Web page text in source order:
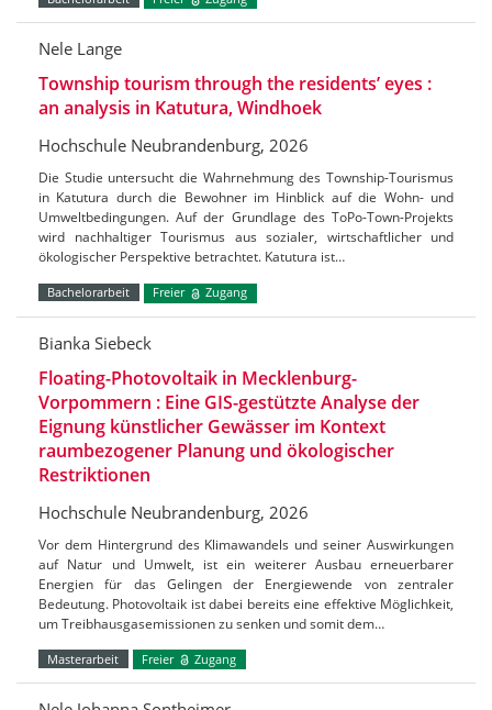
Nele Lange
Township tourism through the residents’ eyes :
an analysis in Katutura, Windhoek
Hochschule Neubrandenburg, 2026
Die Studie untersucht die Wahrnehmung des Township-Tourismus
in Katutura durch die Bewohner im Hinblick auf die Wohn- und
Umweltbedingungen. Auf der Grundlage des ToPo-Town-Projekts
wird nachhaltiger Tourismus aus sozialer, wirtschaftlicher und
ökologischer Perspektive betrachtet. Katutura ist…
Bachelorarbeit Freier Zugang
Bianka Siebeck
Floating-Photovoltaik in Mecklenburg-
Vorpommern : Eine GIS-gestützte Analyse der
Eignung künstlicher Gewässer im Kontext
raumbezogener Planung und ökologischer
Restriktionen
Hochschule Neubrandenburg, 2026
Vor dem Hintergrund des Klimawandels und seiner Auswirkungen
auf Natur und Umwelt, ist ein weiterer Ausbau erneuerbarer
Energien für das Gelingen der Energiewende von zentraler
Bedeutung. Photovoltaik ist dabei bereits eine effektive Möglichkeit,
um Treibhausgasemissionen zu senken und somit dem…
Masterarbeit Freier Zugang